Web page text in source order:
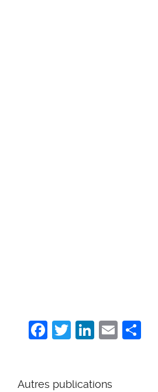
Facebook
Twitter
LinkedIn
Email
Autres publications